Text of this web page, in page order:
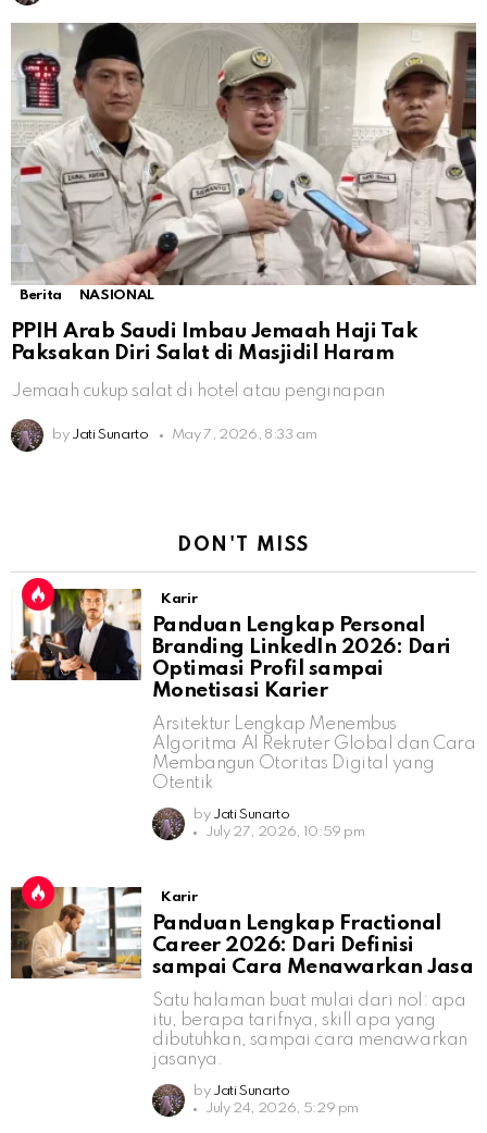
Berita NASIONAL
PPIH Arab Saudi Imbau Jemaah Haji Tak
Paksakan Diri Salat di Masjidil Haram
Jemaah cukup salat di hotel atau penginapan
by Jati Sunarto May 7, 2026, 8:33 am
DON'T MISS
Karir
Panduan Lengkap Personal
Branding LinkedIn 2026: Dari
Optimasi Profil sampai
Monetisasi Karier
Arsitektur Lengkap Menembus
Algoritma AI Rekruter Global dan Cara
Membangun Otoritas Digital yang
Otentik
by Jati Sunarto
July 27, 2026, 10:59 pm
Karir
Panduan Lengkap Fractional
Career 2026: Dari Definisi
sampai Cara Menawarkan Jasa
Satu halaman buat mulai dari nol: apa
itu, berapa tarifnya, skill apa yang
dibutuhkan, sampai cara menawarkan
jasanya.
by Jati Sunarto
July 24, 2026, 5:29 pm